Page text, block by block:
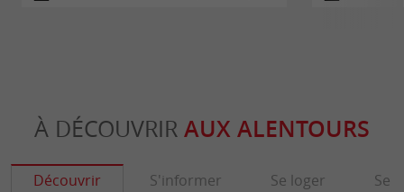
À DÉCOUVRIR AUX ALENTOURS
Découvrir S'informer Se loger Se